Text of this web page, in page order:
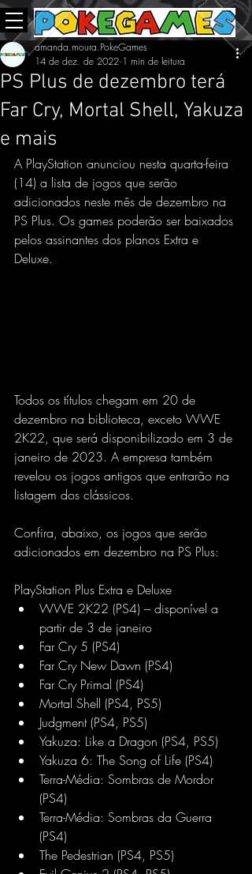
PS Plus de dezembro terá
Far Cry, Mortal Shell, Yakuza
e mais
amanda.moura.PokeGames
14 de dez. de 2022 1 min de leitura
A PlayStation anunciou nesta quarta-feira
(14) a lista de jogos que serão
adicionados neste mês de dezembro na
PS Plus. Os games poderão ser baixados
pelos assinantes dos planos Extra e
Deluxe.
Todos os títulos chegam em 20 de
dezembro na biblioteca, exceto WWE
2K22, que será disponibilizado em 3 de
janeiro de 2023. A empresa também
revelou os jogos antigos que entrarão na
listagem dos clássicos.
Confira, abaixo, os jogos que serão
adicionados em dezembro na PS Plus:
PlayStation Plus Extra e Deluxe
WWE 2K22 (PS4) – disponível a
partir de 3 de janeiro
Far Cry 5 (PS4)
Far Cry New Dawn (PS4)
Far Cry Primal (PS4)
Mortal Shell (PS4, PS5)
Judgment (PS4, PS5)
Yakuza: Like a Dragon (PS4, PS5)
Yakuza 6: The Song of Life (PS4)
Terra-Média: Sombras de Mordor
(PS4)
Terra-Média: Sombras da Guerra
(PS4)
The Pedestrian (PS4, PS5)